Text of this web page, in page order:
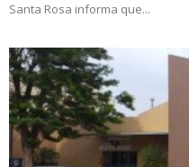
Santa Rosa informa que...